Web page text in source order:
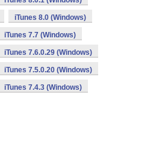
iTunes 8.0 (Windows)
iTunes 7.7 (Windows)
iTunes 7.6.0.29 (Windows)
iTunes 7.5.0.20 (Windows)
iTunes 7.4.3 (Windows)